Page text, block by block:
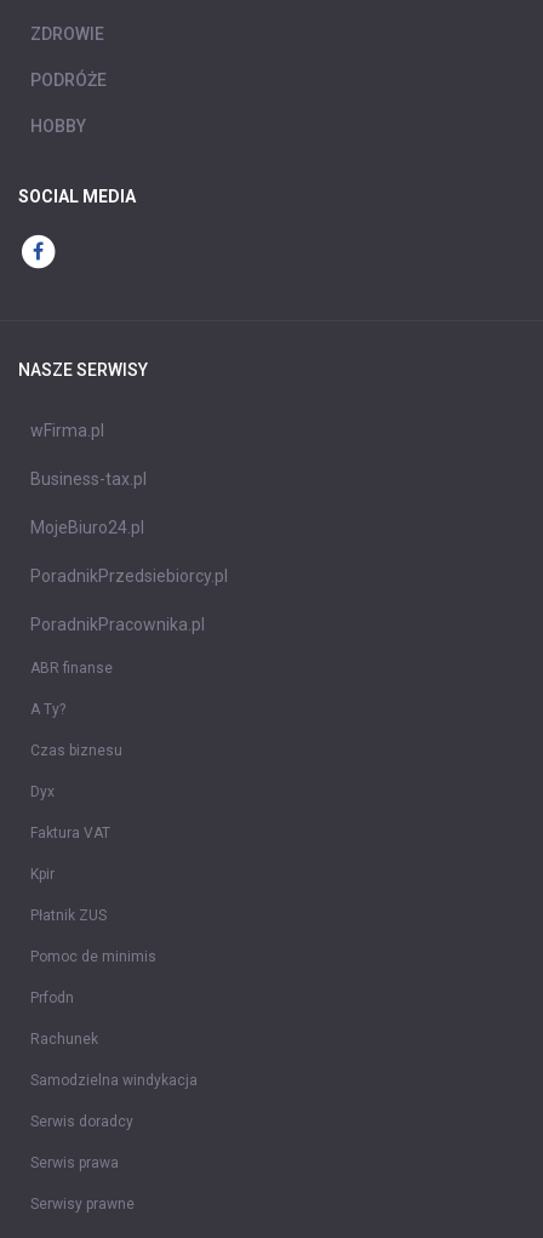
ZDROWIE
PODRÓŻE
HOBBY
SOCIAL MEDIA
NASZE SERWISY
wFirma.pl
Business-tax.pl
MojeBiuro24.pl
PoradnikPrzedsiebiorcy.pl
PoradnikPracownika.pl
ABR finanse
A Ty?
Czas biznesu
Dyx
Faktura VAT
Kpir
Płatnik ZUS
Pomoc de minimis
Prfodn
Rachunek
Samodzielna windykacja
Serwis doradcy
Serwis prawa
Serwisy prawne